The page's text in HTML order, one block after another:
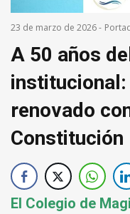
23 de marzo de 2026-
A 50 años
renovado
Constitución
El Colegio de